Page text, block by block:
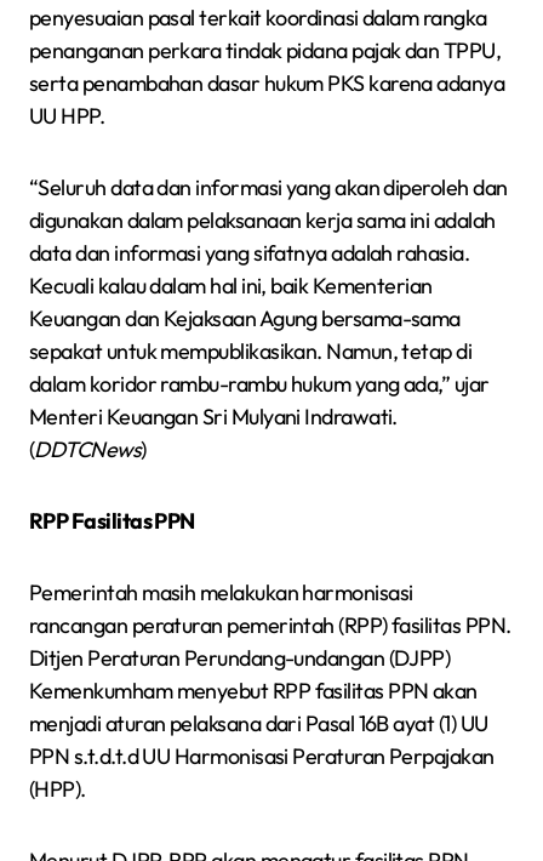
penyesuaian pasal terkait koordinasi dalam rangka
penanganan perkara tindak pidana pajak dan TPPU,
serta penambahan dasar hukum PKS karena adanya
UU HPP.
“Seluruh data dan informasi yang akan diperoleh dan
digunakan dalam pelaksanaan kerja sama ini adalah
data dan informasi yang sifatnya adalah rahasia.
Kecuali kalau dalam hal ini, baik Kementerian
Keuangan dan Kejaksaan Agung bersama-sama
sepakat untuk mempublikasikan. Namun, tetap di
dalam koridor rambu-rambu hukum yang ada,” ujar
Menteri Keuangan Sri Mulyani Indrawati.
(DDTCNews)
RPP Fasilitas PPN
Pemerintah masih melakukan harmonisasi
rancangan peraturan pemerintah (RPP) fasilitas PPN.
Ditjen Peraturan Perundang-undangan (DJPP)
Kemenkumham menyebut RPP fasilitas PPN akan
menjadi aturan pelaksana dari Pasal 16B ayat (1) UU
PPN s.t.d.t.d UU Harmonisasi Peraturan Perpajakan
(HPP).